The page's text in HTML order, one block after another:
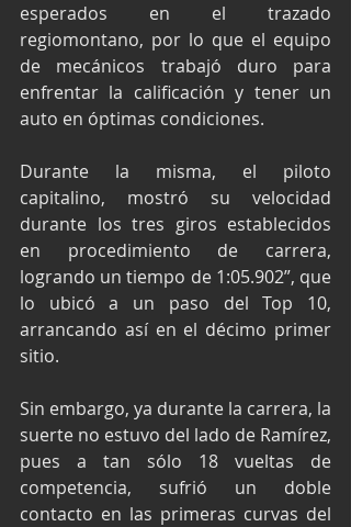
esperados en el trazado
regiomontano, por lo que el equipo
de mecánicos trabajó duro para
enfrentar la calificación y tener un
auto en óptimas condiciones.
Durante la misma, el piloto
capitalino, mostró su velocidad
durante los tres giros establecidos
en procedimiento de carrera,
logrando un tiempo de 1:05.902”, que
lo ubicó a un paso del Top 10,
arrancando así en el décimo primer
sitio.
Sin embargo, ya durante la carrera, la
suerte no estuvo del lado de Ramírez,
pues a tan sólo 18 vueltas de
competencia, sufrió un doble
contacto en las primeras curvas del